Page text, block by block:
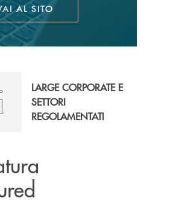
AL SITO
APRE UNA NUOVA FINESTRA
LARGE CORPORATE E
SETTORI
REGOLAMENTATI